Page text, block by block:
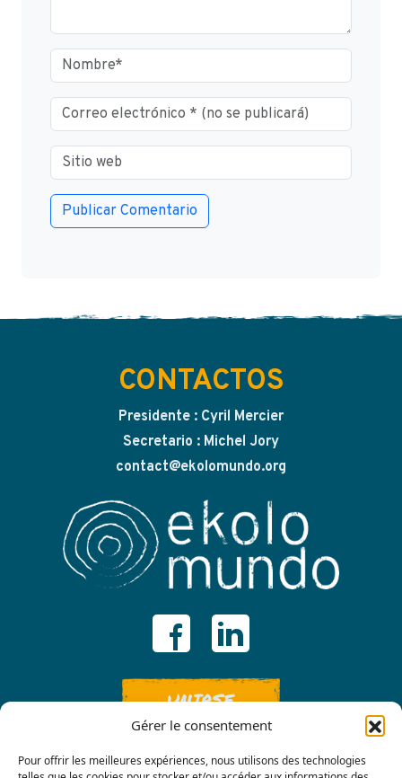
Gérer le consentement
Pour offrir les meilleures expériences, nous utilisons des technologies
CONTACTOS
Presidente : Cyril Mercier
Secretario : Michel Jory
contact@ekolomundo.org
UNIRSE